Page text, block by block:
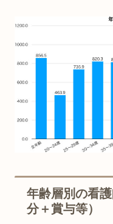
年齢層別の看
分＋賞与等）